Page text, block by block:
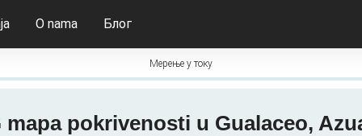
O nama Блог
Мерење у току
mapa pokrivenosti u Gualaceo,